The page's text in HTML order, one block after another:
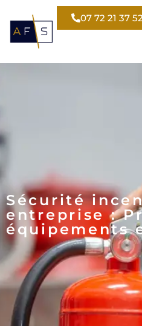
07 72 21 37 52
Sécurité
entreprise :
équipements